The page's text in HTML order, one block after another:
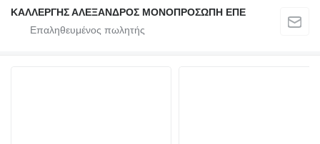
ΚΑΛΛΕΡΓΗΣ ΑΛΕΞΑΝΔΡΟΣ ΜΟΝΟΠΡΟΣΩΠΗ ΕΠΕ